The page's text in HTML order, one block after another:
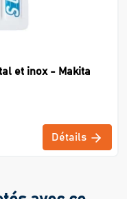
et inox - Makita
Détails